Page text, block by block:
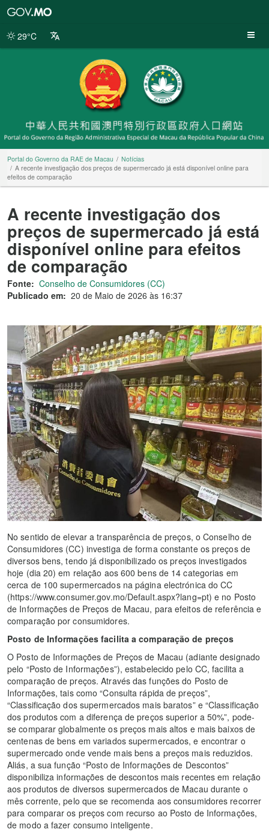
da
29°C
Portal do Governo da RAE de Macau
Notícias
A recente investigação dos preços de supermercado já está disponível online para
efeitos de comparação
A recente investigação dos
preços de supermercado já está
disponível online para efeitos
de comparação
Fonte: Conselho de Consumidores (CC)
Publicado em: 20 de Maio de 2026 às 16:37
No sentido de elevar a transparência de preços, o Conselho de
Consumidores (CC) investiga de forma constante os preços de
diversos bens, tendo já disponibilizado os preços investigados
hoje (dia 20) em relação aos 600 bens de 14 categorias em
cerca de 100 supermercados na página electrónica do CC
(https://www.consumer.gov.mo/Default.aspx?lang=pt) e no Posto
de Informações de Preços de Macau, para efeitos de referência e
comparação por consumidores.
Posto de Informações facilita a comparação de preços
O Posto de Informações de Preços de Macau (adiante designado
pelo “Posto de Informações”), estabelecido pelo CC, facilita a
comparação de preços. Através das funções do Posto de
Informações, tais como “Consulta rápida de preços”,
“Classificação dos supermercados mais baratos” e “Classificação
dos produtos com a diferença de preços superior a 50%”, pode-
se comparar globalmente os preços mais altos e mais baixos de
centenas de bens em variados supermercados, e encontrar o
supermercado onde vende mais bens a preços mais reduzidos.
Aliás, a sua função “Posto de Informações de Descontos”
disponibiliza informações de descontos mais recentes em relação
aos produtos de diversos supermercados de Macau durante o
mês corrente, pelo que se recomenda aos consumidores recorrer
para comparar os preços com recurso ao Posto de Informações,
de modo a fazer consumo inteligente.